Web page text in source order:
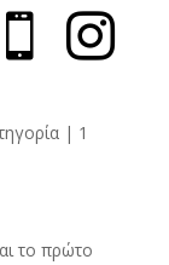


| 1
το πρώτο